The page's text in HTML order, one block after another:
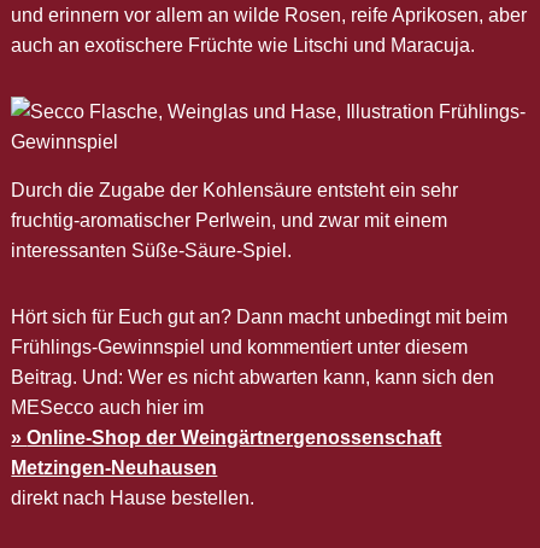
und erinnern vor allem an wilde Rosen, reife Aprikosen, aber
auch an exotischere Früchte wie Litschi und Maracuja.
Durch die Zugabe der Kohlensäure entsteht ein sehr
fruchtig-aromatischer Perlwein, und zwar mit einem
interessanten Süße-Säure-Spiel.
Hört sich für Euch gut an? Dann macht unbedingt mit beim
Frühlings-Gewinnspiel und kommentiert unter diesem
Beitrag. Und: Wer es nicht abwarten kann, kann sich den
MESecco auch hier im
Online-Shop der Weingärtnergenossenschaft
Metzingen-Neuhausen
direkt nach Hause bestellen.